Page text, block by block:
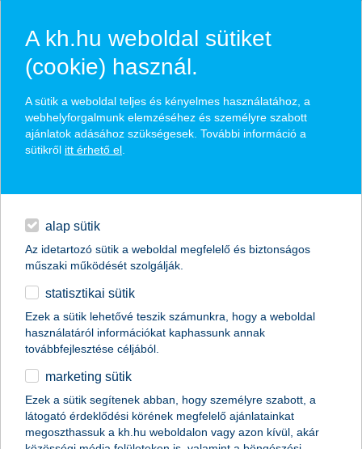
English
hírek és hivatalos
közzétételek
A legjobb kereskedelemfinanszírozási
bank címet kapta a K&H Bank
Magyarországon
A Global Finance magazin ismét a K&H Banknak ítélte a legjobb
kereskedelemfinanszírozási bank címet Magyarországon (Best
A kh.hu weboldal sütiket
(cookie) használ.
A sütik a weboldal teljes és kényelmes használatához, a
webhelyforgalmunk elemzéséhez és személyre szabott
ajánlatok adásához szükségesek. További információ a
sütikről itt érhető el
alap sütik
Az idetartozó sütik a weboldal megfelelő és biztonságos
műszaki működését szolgálják.
statisztikai sütik
Ezek a sütik lehetővé teszik számunkra, hogy a weboldal
használatáról információkat kaphassunk annak
továbbfejlesztése céljából.
marketing sütik
Ezek a sütik segítenek abban, hogy személyre szabott, a
látogató érdeklődési körének megfelelő ajánlatainkat
megoszthassuk a kh.hu weboldalon vagy azon kívül, akár